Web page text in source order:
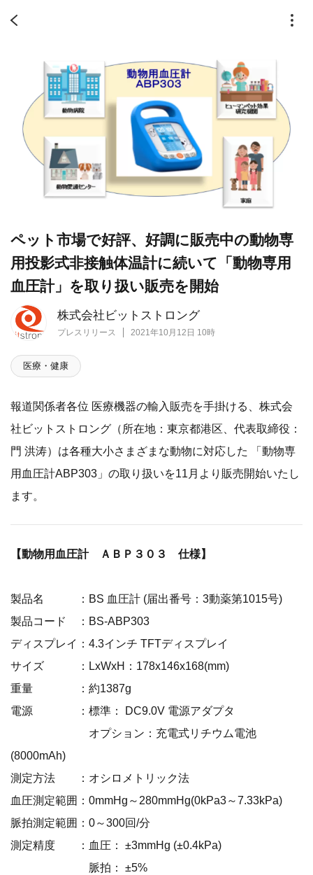
株式会社ビットストロング
プレスリリース 2021年10月12日 10時
ペット市場で好評、好調に販売中の動物専
用投影式非接触体温計に続いて「動物専用
血圧計」を取り扱い販売を開始
医療・健康
報道関係者各位 医療機器の輸入販売を手掛ける、株式会
社ビットストロング（所在地：東京都港区、代表取締役：
門 洪涛）は各種大小さまざまな動物に対応した 「動物専
用血圧計ABP303」の取り扱いを11月より販売開始いたし
ます。
【動物用血圧計 ＡＢＰ３０３ 仕様】
製品名 ：BS 血圧計 (届出番号：3動薬第1015号)
製品コード ：BS-ABP303
ディスプレイ：4.3インチ TFTディスプレイ
サイズ ：LxWxH：178x146x168(mm)
重量 ：約1387g
電源 ：標準： DC9.0V 電源アダプタ
オプション：充電式リチウム電池
(8000mAh)
測定方法 ：オシロメトリック法
血圧測定範囲：0mmHg～280mmHg(0kPa3～7.33kPa)
脈拍測定範囲：0～300回/分
測定精度 ：血圧： ±3mmHg (±0.4kPa)
脈拍： ±5%